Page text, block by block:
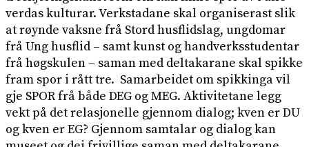
verdas kulturar. Verkstadane skal organiserast slik
at røynde vaksne frå Stord husflidslag, ungdomar
frå Ung husflid – samt kunst og handverksstudentar
frå høgskulen – saman med deltakarane skal spikke
fram spor i rått tre. Samarbeidet om spikkinga vil
gje SPOR frå både DEG og MEG. Aktivitetane legg
vekt på det relasjonelle gjennom dialog; kven er DU
og kven er EG? Gjennom samtalar og dialog kan